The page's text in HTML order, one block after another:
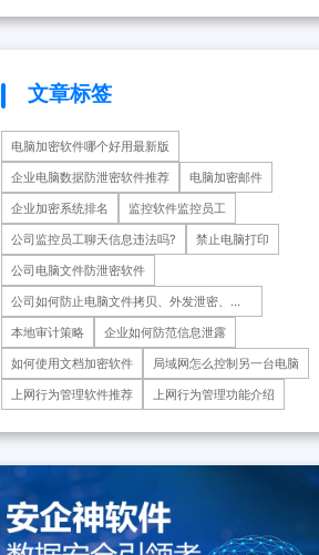
和高端设备集成电路可靠性
业。是重庆*经济技术开发（
下辖重庆*制药有限公司、*医
药科技重庆有限公司、重庆*肿
瘤医院等十余家子公司...
文章标签
电脑加密软件哪个好用最新版
企业电脑数据防泄密软件推荐
电脑加密邮件
企业加密系统排名
监控软件监控员工
公司监控员工聊天信息违法吗?
禁止电脑打印
公司电脑文件防泄密软件
公司如何防止电脑文件拷贝、外发泄密、防
止电脑文件拷贝软件推荐
本地审计策略
企业如何防范信息泄露
如何使用文档加密软件
局域网怎么控制另一台电脑
上网行为管理软件推荐
上网行为管理功能介绍